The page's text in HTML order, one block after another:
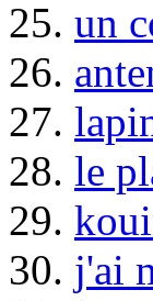
25. un
26.
27.
28. le
29.
30. j'ai